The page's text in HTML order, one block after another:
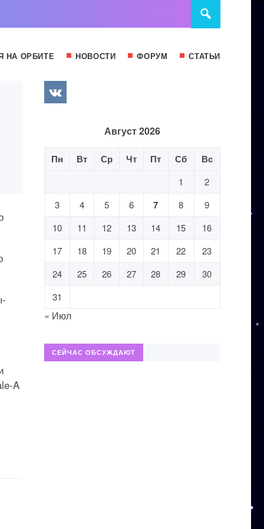
НА ОРБИТЕ НОВОСТИ ФОРУМ СТАТЬИ
A
Август 2026
Пн Вт Ср Чт Пт Сб Вс
1
2
3
4 5 6 7 8
9
10
11 12 13 14 15
16
17
18 19 20 21 22
23
24
25 26 27 28 29
30
31
« Июл
СЕЙЧАС ОБСУЖДАЮТ